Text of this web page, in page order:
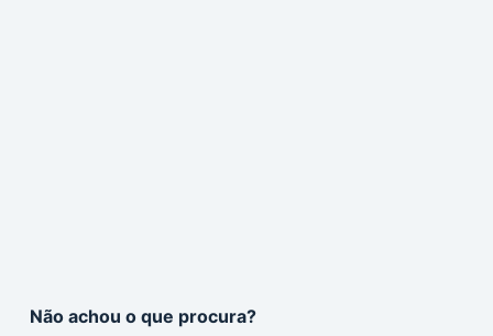
Não achou o que procura?